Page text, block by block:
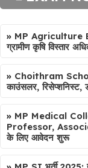
» MP Agriculture
ग्रामीण कृषि विस्तार
» Choithram
काउंसलर, रिसेप्शनिस्ट,
» MP Medical
Professor,
के लिए आवेदन शुरू